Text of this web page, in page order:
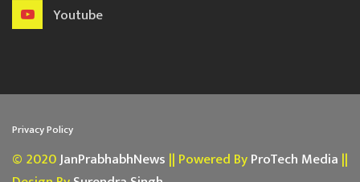
Youtube
Privacy Policy
© 2020JanPrabhabhNews || Powered ByProTech Media ||